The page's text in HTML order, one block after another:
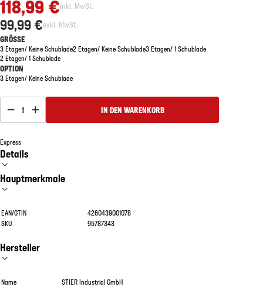
118,99 €inkl. MwSt.
99,99 €exkl. MwSt.
GRÖSSE
3 Etagen/ Keine Schublade2 Etagen/ Keine Schublade3 Etagen/ 1 Schublade
2 Etagen/ 1 Schublade
OPTION
3 Etagen/ Keine Schublade
1 IN DEN WARENKORB
Express
Details
Hauptmerkmale
EAN/GTIN
4260439001078
SKU
95787343
Hersteller
Name
STIER Industrial GmbH